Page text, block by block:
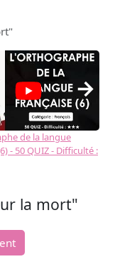
de la langue
- 50 QUIZ - Difficulté :
→
la mort"